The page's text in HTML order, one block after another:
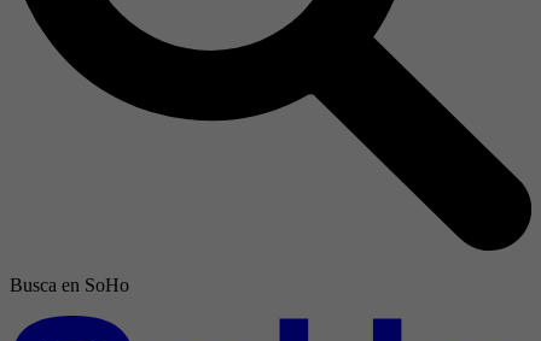
Busca en SoHo